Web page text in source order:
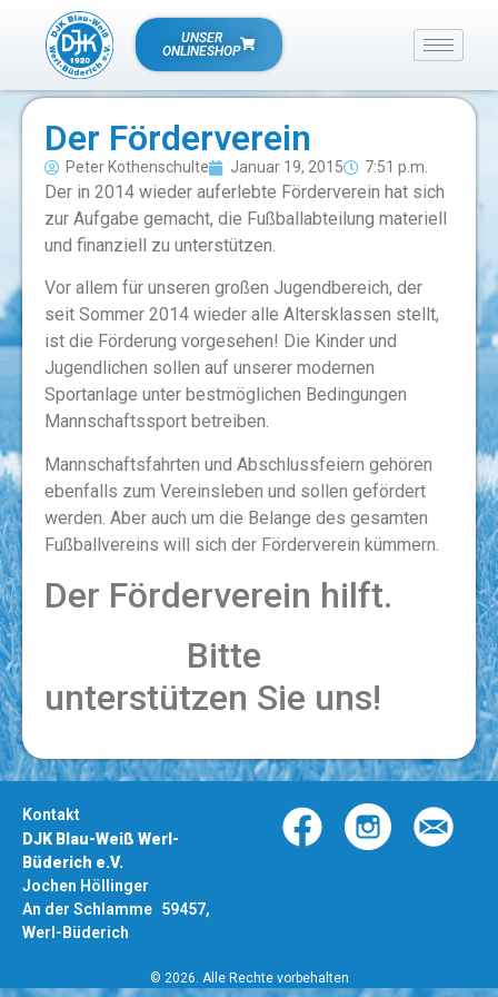
UNSER
ONLINESHOP
Der Förderverein
Peter Kothenschulte Januar 19, 2015 7:51 p.m.
Der in 2014 wieder auferlebte Förderverein hat sich
zur Aufgabe gemacht, die Fußballabteilung materiell
und finanziell zu unterstützen.
Vor allem für unseren großen Jugendbereich, der
seit Sommer 2014 wieder alle Altersklassen stellt,
ist die Förderung vorgesehen! Die Kinder und
Jugendlichen sollen auf unserer modernen
Sportanlage unter bestmöglichen Bedingungen
Mannschaftssport betreiben.
Mannschaftsfahrten und Abschlussfeiern gehören
ebenfalls zum Vereinsleben und sollen gefördert
werden. Aber auch um die Belange des gesamten
Fußballvereins will sich der Förderverein kümmern.
Der Förderverein hilft.
Bitte
unterstützen Sie uns!
Kontakt
DJK Blau-Weiß Werl-
Büderich e.V.
Jochen Höllinger
An der Schlamme 59457,
Werl-Büderich
© 2026. Alle Rechte vorbehalten